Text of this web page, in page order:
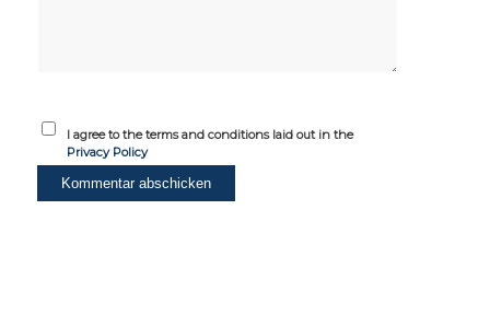
I agree to the terms and conditions laid out in the
Privacy Policy